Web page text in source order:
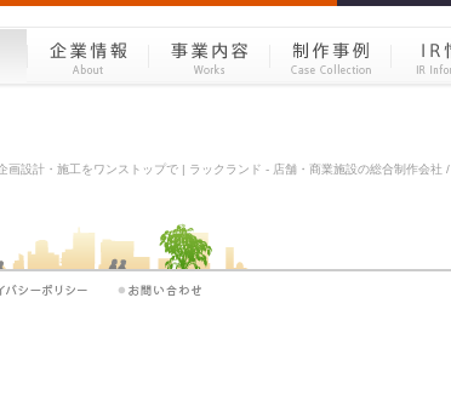
設計・施工をワンストップで | ラックランド - 店舗・商業施設の総合制作会社 /